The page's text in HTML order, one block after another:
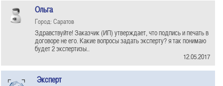
Ольга
Город: Саратов
Здравствуйте! Заказчик (ИП) утверждает, что подпись и печать в
договоре не его. Какие вопросы задать эксперту? я так понимаю
будет 2 экспертизы..
12.05.2017
Эксперт